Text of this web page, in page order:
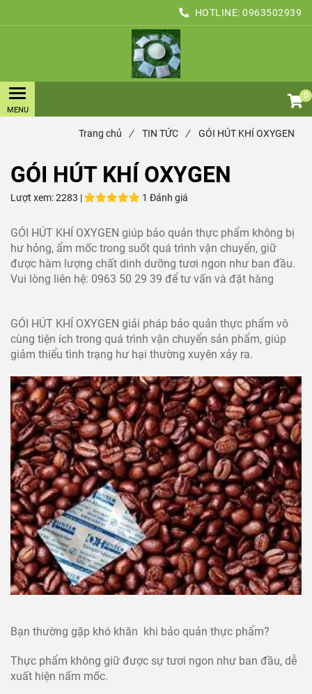
HOTLINE: 0963502939
0
Trang chủ / TIN TỨC / GÓI HÚT KHÍ OXYGEN
GÓI HÚT KHÍ OXYGEN
Lượt xem:2283 | 1 Đánh giá
GÓI HÚT KHÍ OXYGEN giúp bảo quản thực phẩm không bị
hư hỏng, ẩm mốc trong suốt quá trình vận chuyển, giữ
được hàm lượng chất dinh dưỡng tươi ngon như ban đầu.
Vui lòng liên hệ: 0963 50 29 39 để tư vấn và đặt hàng
GÓI HÚT KHÍ OXYGEN giải pháp bảo quản thực phẩm vô
cùng tiện ích trong quá trình vận chuyển sản phẩm, giúp
giảm thiểu tình trạng hư hại thường xuyên xảy ra.
Bạn thường gặp khó khăn khi bảo quản thực phẩm?
Thực phẩm không giữ được sự tươi ngon như ban đầu, dễ
xuất hiện nấm mốc.